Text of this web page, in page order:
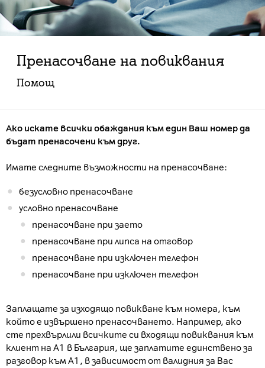
Пренасочване на повиквания
Помощ
Ако искате всички обаждания към един Ваш номер да
бъдат пренасочени към друг.
Имате следните възможности на пренасочване:
безусловно пренасочване
условно пренасочване
пренасочване при заето
пренасочване при липса на отговор
пренасочване при изключен телефон
пренасочване при изключен телефон
Заплащате за изходящо повикване към номера, към
който е извършено пренасочването. Например, ако
сте прехвърлили всичките си входящи повиквания към
клиент на А1 в България, ще заплатите единствено за
разговор към А1, в зависимост от валидния за Вас